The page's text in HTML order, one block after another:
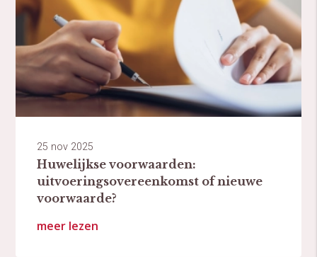
25 nov 2025
Huwelijkse voorwaarden:
uitvoeringsovereenkomst of nieuwe
voorwaarde?
meer lezen